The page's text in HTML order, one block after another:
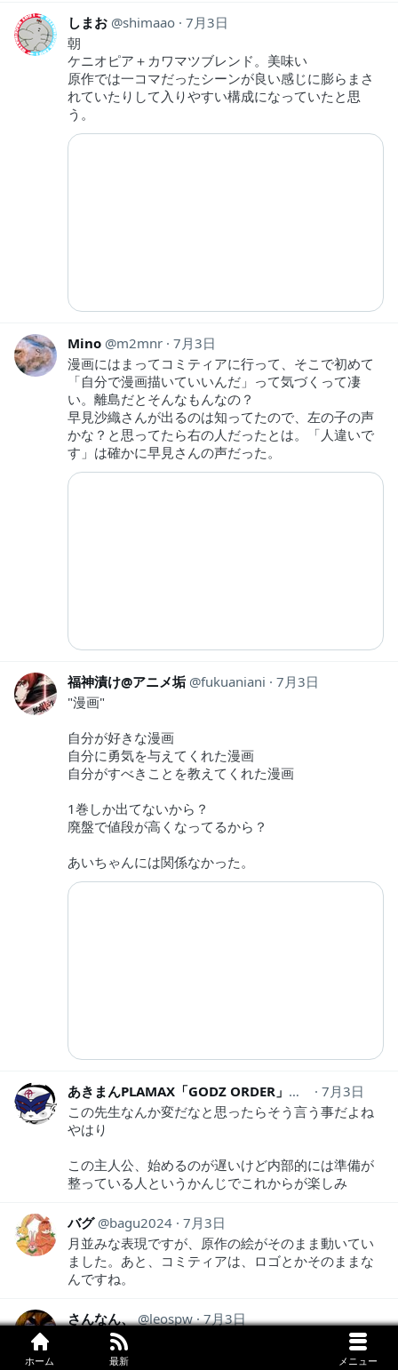
ホーム 最新 メニュー
しまお shimaao 7月3日
朝
ケニオピア＋カワマツブレンド。美味い
原作では一コマだったシーンが良い感じに膨らまさ
れていたりして入りやすい構成になっていたと思
う。
Mino m2mnr 7月3日
漫画にはまってコミティアに行って、そこで初めて
「自分で漫画描いていいんだ」って気づくって凄
い。離島だとそんなもんなの？
早見沙織さんが出るのは知ってたので、左の子の声
かな？と思ってたら右の人だったとは。「人違いで
す」は確かに早見さんの声だった。
福神漬け@アニメ垢 fukuaniani
7月3日
"漫画"
自分が好きな漫画
自分に勇気を与えてくれた漫画
自分がすべきことを教えてくれた漫画
1巻しか出てないから？
廃盤で値段が高くなってるから？
あいちゃんには関係なかった。
あきまんPLAMAX「GODZ ORDER」神翼騎士団
7月3日
この先生なんか変だなと思ったらそう言う事だよね
やはり
この主人公、始めるのが遅いけど内部的には準備が
整っている人というかんじでこれからが楽しみ
バグ bagu2024 7月3日
月並みな表現ですが、原作の絵がそのまま動いてい
ました。あと、コミティアは、ロゴとかそのままな
んですね。
さんなん、 leospw 7月3日
初コミティア